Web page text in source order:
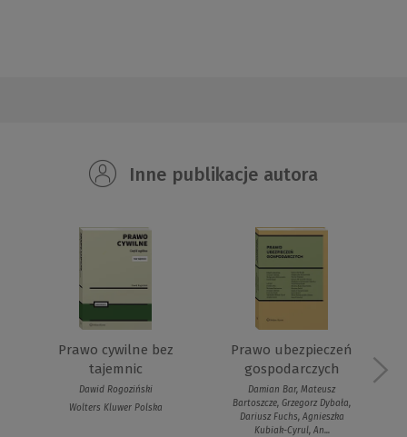
Inne publikacje autora
Prawo cywilne bez
tajemnic
Dawid Rogoziński
Wolters Kluwer Polska
Prawo ubezpieczeń
gospodarczych
Damian Bar, Mateusz
Bartoszcze, Grzegorz Dybała,
Dariusz Fuchs, Agnieszka
Kubiak-Cyrul, An...